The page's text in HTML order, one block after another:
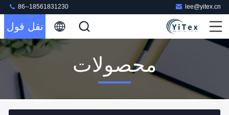
lee@yitex.cn
86--18561831230
نقل قول
محصولات